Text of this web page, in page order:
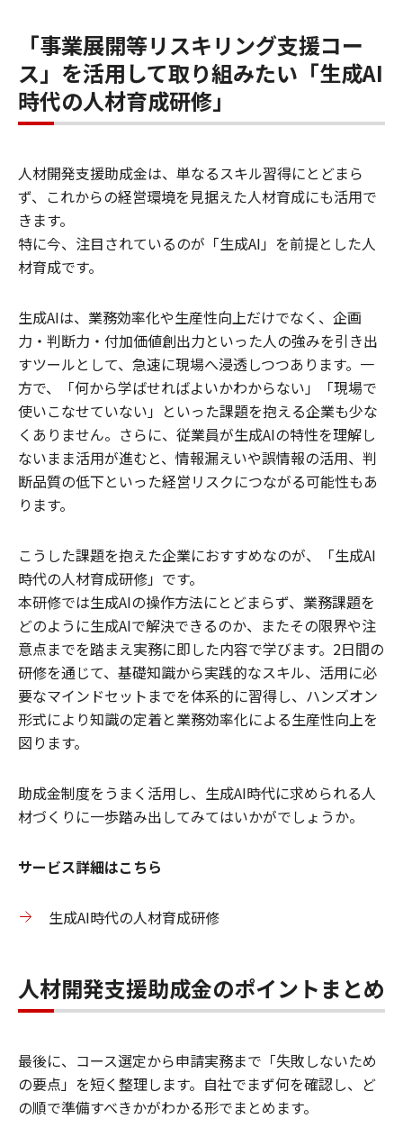
「事業展開等リスキリング支援コー
ス」を活用して取り組みたい「生成AI
時代の人材育成研修」
人材開発支援助成金は、単なるスキル習得にとどまら
ず、これからの経営環境を見据えた人材育成にも活用で
きます。
特に今、注目されているのが「生成AI」を前提とした人
材育成です。
生成AIは、業務効率化や生産性向上だけでなく、企画
力・判断力・付加価値創出力といった人の強みを引き出
すツールとして、急速に現場へ浸透しつつあります。一
方で、「何から学ばせればよいかわからない」「現場で
使いこなせていない」といった課題を抱える企業も少な
くありません。さらに、従業員が生成AIの特性を理解し
ないまま活用が進むと、情報漏えいや誤情報の活用、判
断品質の低下といった経営リスクにつながる可能性もあ
ります。
こうした課題を抱えた企業におすすめなのが、「生成AI
時代の人材育成研修」です。
本研修では生成AIの操作方法にとどまらず、業務課題を
どのように生成AIで解決できるのか、またその限界や注
意点までを踏まえ実務に即した内容で学びます。2日間の
研修を通じて、基礎知識から実践的なスキル、活用に必
要なマインドセットまでを体系的に習得し、ハンズオン
形式により知識の定着と業務効率化による生産性向上を
図ります。
助成金制度をうまく活用し、生成AI時代に求められる人
材づくりに一歩踏み出してみてはいかがでしょうか。
サービス詳細はこちら
生成AI時代の人材育成研修
人材開発支援助成金のポイントまとめ
最後に、コース選定から申請実務まで「失敗しないため
の要点」を短く整理します。自社でまず何を確認し、ど
の順で準備すべきかがわかる形でまとめます。